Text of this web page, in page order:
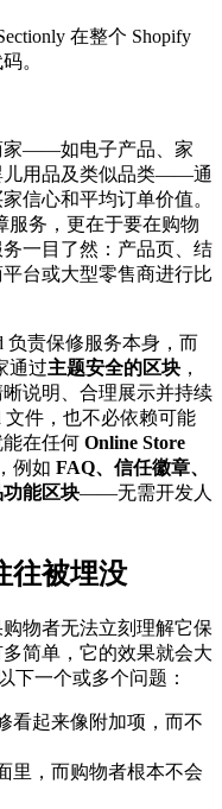
在整个 Shopify
。
家——如电子产品、家
儿用品及类似品类——通
家信心和平均订单价值。
服务，更在于要在购物
一目了然：产品页、结
台或大型零售商进行比
负责保修服务本身，而
通过主题安全的区块 ，
说明、合理展示并持续
件，也不必依赖可能
在任何 Online Store
例如 FAQ、信任徽章、
能区块——无需开发人
往被埋没
物者无法立刻理解它保
简单，它的效果就会大
下一个或多个问题：
看起来像附加项，而不
里，而购物者根本不会